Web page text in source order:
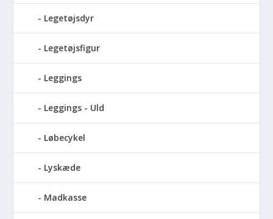
Legetøjsdyr
Legetøjsfigur
Leggings
Leggings - Uld
Løbecykel
Lyskæde
Madkasse